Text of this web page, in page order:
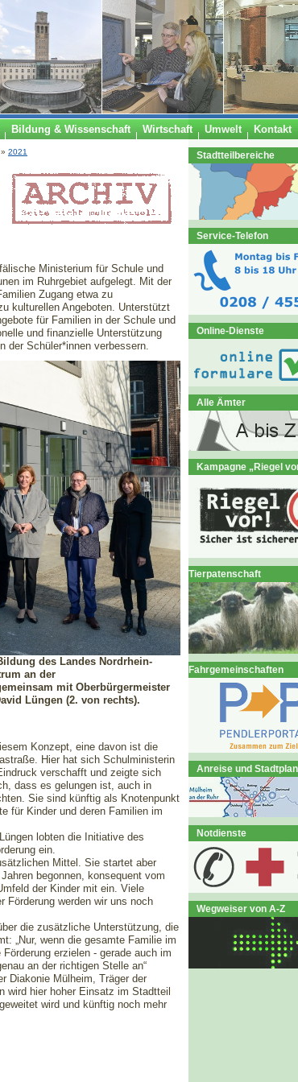
Bildung & Wissenschaft Wirtschaft Umwelt Kontakt
» 2021
Ministerium für Schule und
im Ruhrgebiet aufgelegt. Mit der
Zugang etwa zu
kulturellen Angeboten. Unterstützt
für Familien in der Schule und
und finanzielle Unterstützung
der Schüler*innen verbessern.
des Landes Nordrhein-
an der
mitOberbürgermeister
Lüngen (2. von rechts).
Konzept, eine davon ist die
Hier hat sich Schulministerin
verschafft und zeigte sich
dass es gelungen ist, auch in
Sie sind künftig als Knotenpunkt
für Kinder und deren Familien im
lobten die Initiative des
ein.
Mittel. Sie startet aber
begonnen, konsequent vom
der Kinder mit ein. Viele
Förderung werden wir uns noch
die zusätzliche Unterstützung, die
„Nur, wenn die gesamte Familie im
erzielen - gerade auch im
an der richtigen Stelle an“
Diakonie Mülheim, Träger der
wird hier hoher Einsatz im Stadtteil
wird und künftig noch mehr
Stadtteilbereiche
Service-Telefon
Online-Dienste
Alle Ämter
Kampagne „Riegel
Tierpatenschaft
Fahrgemeinschaften
Anreise und Stadtplan
Notdienste
Wegweiser von A-Z